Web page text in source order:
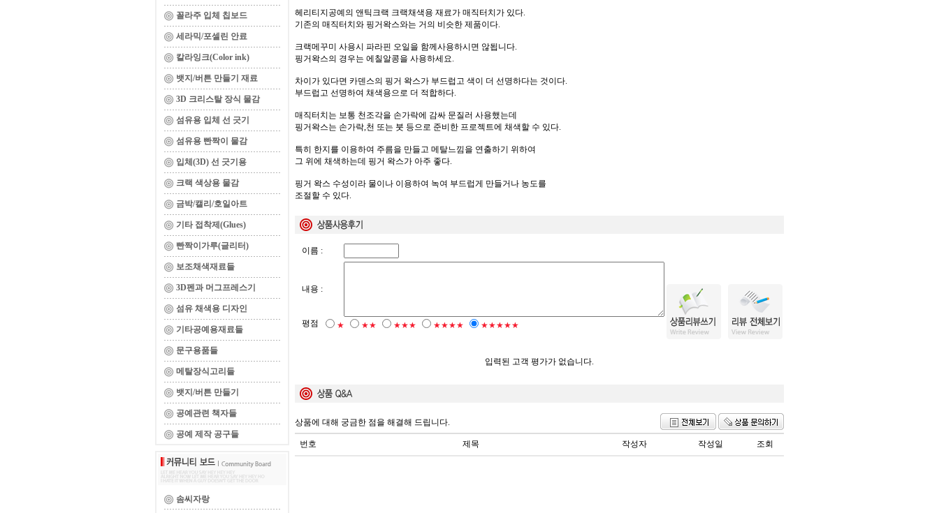
꼴라주 입체 칩보드
세라믹/포셀린 안료
칼라잉크(Color ink)
뱃지/버튼 만들기 재료
3D 크리스탈 장식 물감
섬유용 입체 선 긋기
섬유용 빤짝이 물감
입체(3D) 선 긋기용
크랙 색상용 물감
금박/캘리/호일아트
기타 접착제(Glues)
빤짝이가루(글리터)
보조채색재료들
3D펜과 머그프레스기
섬유 채색용 디자인
기타공예용재료들
문구용품들
메탈장식고리들
뱃지/버튼 만들기
공예관련 책자들
공예 제작 공구들
솜씨자랑
헤리티지공예의 앤틱크랙 크랙채색용 재료가 매직터치가 있다.
기존의 매직터치와 핑거왁스와는 거의 비슷한 제품이다.
크랙메꾸미 사용시 파라핀 오일을 함께사용하시면 않됩니다.
핑거왁스의 경우는 에칠알콩을 사용하세요.
차이가 있다면 카덴스의 핑거 왁스가 부드럽고 색이 더 선명하다는 것이다.
부드럽고 선명하여 채색용으로 더 적합하다.
매직터치는 보통 천조각을 손가락에 감싸 문질러 사용했는데
핑거왁스는 손가락,천 또는 붓 등으로 준비한 프로젝트에 채색할 수 있다.
특히 한지를 이용하여 주름을 만들고 메탈느낌을 연출하기 위하여
그 위에 채색하는데 핑거 왁스가 아주 좋다.
핑거 왁스 수성이라 물이나 이용하여 녹여 부드럽게 만들거나 농도를
조절할 수 있다.
이름 :
내용 :
평점 ★ ★★ ★★★ ★★★★ ★★★★★
입력된 고객 평가가 없습니다.
상품에 대해 궁금한 점을 해결해 드립니다.
번호 제목 작성자 작성일 조회